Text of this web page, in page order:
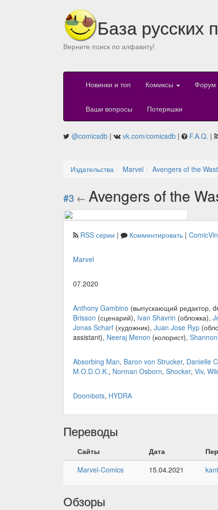
База русских
Верните поиск по алфавиту!
Новинки и топ Комиксы Форум
Ваши вопросы Потеряшки
@comicsdb | vk.com/comicsdb | F.A.Q. |
Издательства Marvel Avengers of the
#3 ← Avengers of the
RSS серии | Комментировать |
Marvel
07.2020
Anthony Gambino (выпускающий редактор,
Brisson (сценарий), Ivan Shavrin (обложка),
Jonas Scharf (художник), Juan Jose Ryp
assistant), Neeraj Menon (колорист),
Absorbing Man, Baron von Strucker, Danielle
M.O.D.O.K., Norman Osborn, Shocker, Viv,
Doombots, HYDRA
Переводы
Сайты Дата
Marvel-Comics
15.04.2021
Обзоры